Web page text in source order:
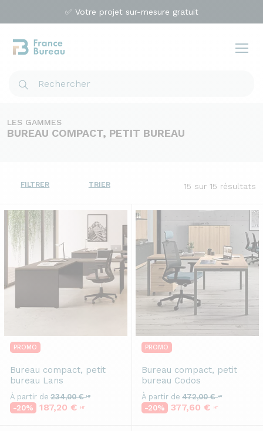
✅ Votre projet sur-mesure gratuit
LES GAMMES
BUREAU COMPACT, PETIT BUREAU
FILTRER TRIER 15 sur 15 résultats
PROMO
Bureau compact, petit
bureau Lans
À partir de 234,00 €HT
-20% 187,20 € HT
PROMO
Bureau compact, petit
bureau Codos
À partir de 472,00 €HT
-20% 377,60 € HT